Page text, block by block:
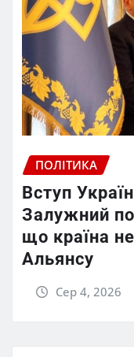
ПОЛІТИКА
Вступ
Залужний
що країна
Альянсу
Сер 4, 2026